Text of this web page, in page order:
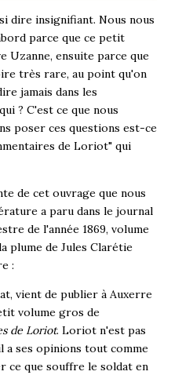
dire insignifiant. Nous nous
parce que ce petit
Uzanne, ensuite parce que
très rare, au point qu'on
jamais dans les
? C'est ce que nous
poser ces questions est-ce
de Loriot" qui
de cet ouvrage que nous
a paru dans le journal
de l'année 1869, volume
plume de Jules Clarétie
:
vient de publier à Auxerre
volume gros de
de Loriot. Loriot n'est pas
a ses opinions tout comme
ce que souffre le soldat en